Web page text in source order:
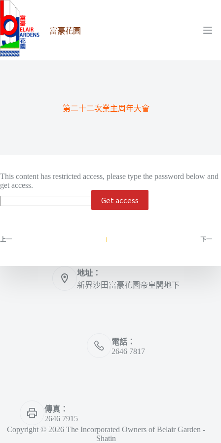
至
主
要
內
富豪花園
第二十二次業主周年大會
This content has restricted access, please type the password below and
get access.
上一 下一
地址：
新界沙田富豪花園帝皇閣地下
電話：
2646 7817
傳真：
2646 7915
Copyright © 2026 The Incorporated Owners of Belair Garden -
Shatin